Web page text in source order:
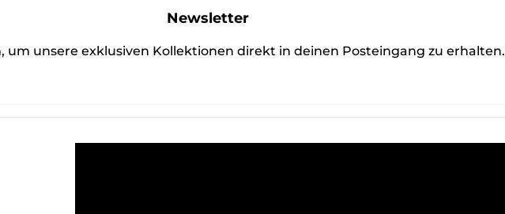
Newsletter
um unsere exklusiven Kollektionen direkt in deinen Posteingang zu erhalten.